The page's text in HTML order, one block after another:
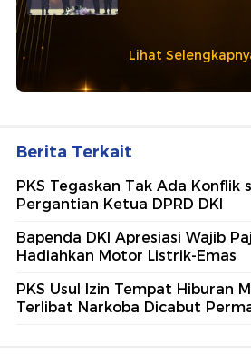
Lihat
Berita Terkait
PKS Tegaskan Tak Ada Konflik
Pergantian Ketua DPRD DKI
Bapenda DKI Apresiasi Wajib
Hadiahkan Motor Listrik-Emas
PKS Usul Izin Tempat Hiburan
Terlibat Narkoba Dicabut